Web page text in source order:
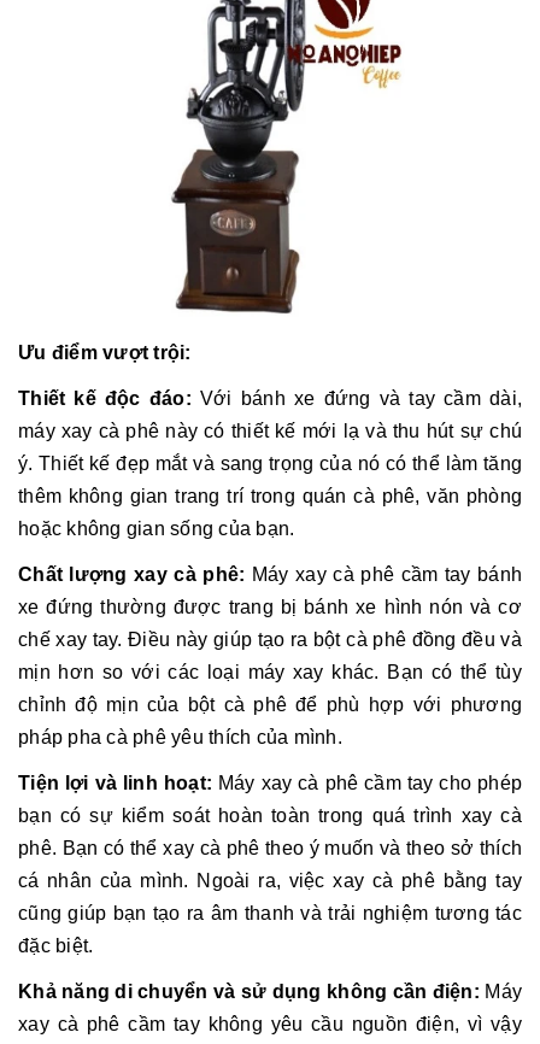
Ưu điểm vượt trội:
Thiết kế độc đáo: Với bánh xe đứng và tay cầm dài,
máy xay cà phê này có thiết kế mới lạ và thu hút sự chú
ý. Thiết kế đẹp mắt và sang trọng của nó có thể làm tăng
thêm không gian trang trí trong quán cà phê, văn phòng
hoặc không gian sống của bạn.
Chất lượng xay cà phê: Máy xay cà phê cầm tay bánh
xe đứng thường được trang bị bánh xe hình nón và cơ
chế xay tay. Điều này giúp tạo ra bột cà phê đồng đều và
mịn hơn so với các loại máy xay khác. Bạn có thể tùy
chỉnh độ mịn của bột cà phê để phù hợp với phương
pháp pha cà phê yêu thích của mình.
Tiện lợi và linh hoạt: Máy xay cà phê cầm tay cho phép
bạn có sự kiểm soát hoàn toàn trong quá trình xay cà
phê. Bạn có thể xay cà phê theo ý muốn và theo sở thích
cá nhân của mình. Ngoài ra, việc xay cà phê bằng tay
cũng giúp bạn tạo ra âm thanh và trải nghiệm tương tác
đặc biệt.
Khả năng di chuyển và sử dụng không cần điện: Máy
xay cà phê cầm tay không yêu cầu nguồn điện, vì vậy